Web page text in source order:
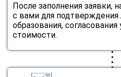
После заполнения
с вами для подтверждения
образования,
стоимости.